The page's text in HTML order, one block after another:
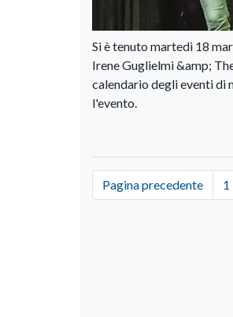
Si è tenuto martedì 18
Irene Guglielmi &amp;
calendario degli eventi di
l'evento.
Pagina precedente 1